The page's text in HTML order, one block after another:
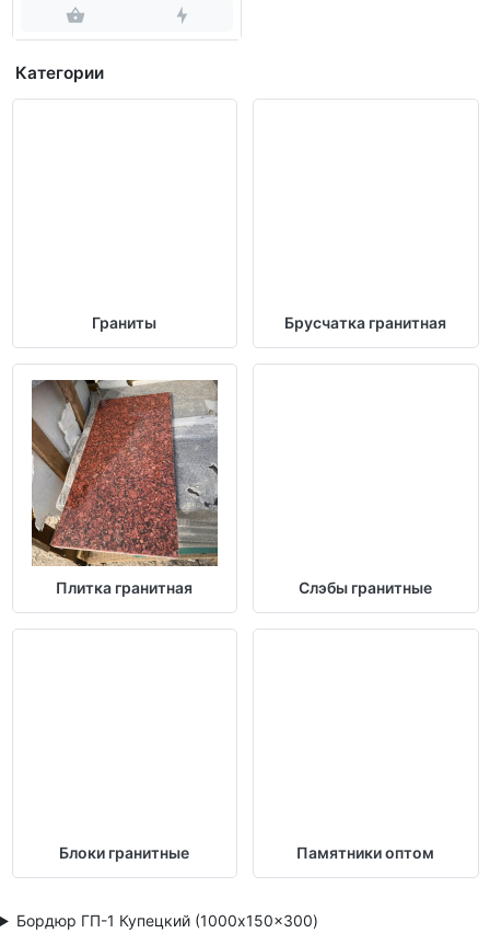
Категории
Граниты Брусчатка гранитная
Плитка гранитная Слэбы гранитные
Блоки гранитные Памятники оптом
Бордюр ГП-1 Купецкий (1000x150x300)